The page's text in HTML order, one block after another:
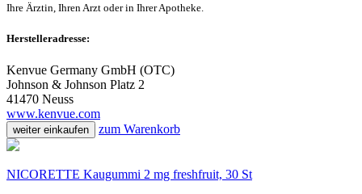
Ihre Ärztin, Ihren Arzt oder in Ihrer Apotheke.
Herstelleradresse:
Kenvue Germany GmbH (OTC)
Johnson & Johnson Platz 2
41470 Neuss
www.kenvue.com
weiter einkaufen zum Warenkorb
NICORETTE Kaugummi 2 mg freshfruit, 30 St